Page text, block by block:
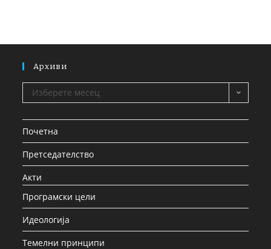
Архиви
Изберете месец
Почетна
Претседателство
Акти
Програмски цели
Идеологија
Темелни принципи